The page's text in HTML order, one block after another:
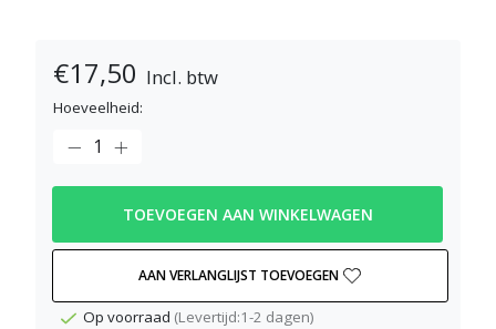
€17,50 Incl. btw
Hoeveelheid:
TOEVOEGEN AAN WINKELWAGEN
AAN VERLANGLIJST TOEVOEGEN
Op voorraad (Levertijd:1-2 dagen)